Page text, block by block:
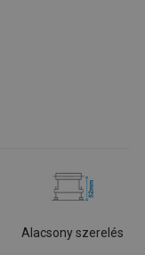
Alacsony szerelés